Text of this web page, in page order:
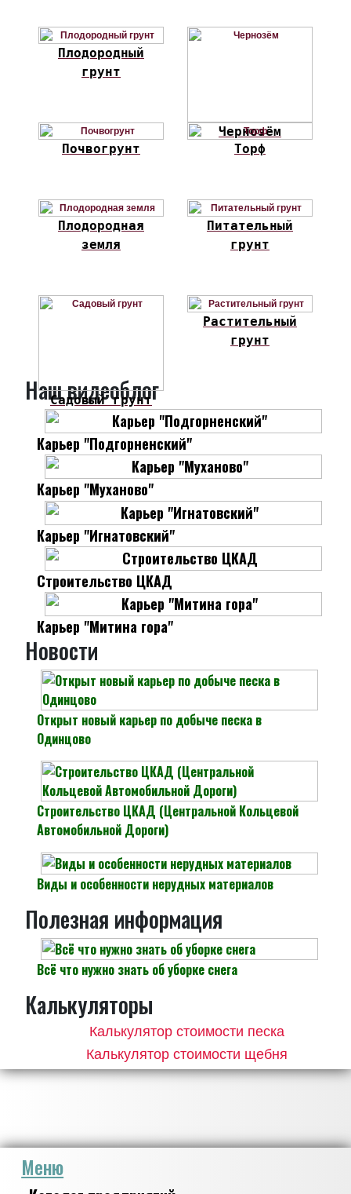
Плодородный
грунт
Чернозём
Почвогрунт
Торф
Плодородная
земля
Питательный
грунт
Садовый грунт
Растительный
грунт
Наш видеоблог
Карьер "Подгорненский"
Карьер "Муханово"
Карьер "Игнатовский"
Строительство ЦКАД
Карьер "Митина гора"
Новости
Открыт новый карьер по добыче песка в
Одинцово
Строительство ЦКАД (Центральной Кольцевой
Автомобильной Дороги)
Виды и особенности нерудных материалов
Полезная информация
Всё что нужно знать об уборке снега
Калькуляторы
Калькулятор стоимости песка
Калькулятор стоимости щебня
Меню